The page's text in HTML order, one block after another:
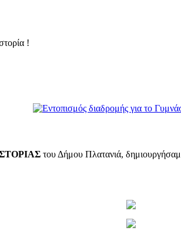
!
του Δήμου Πλατανιά,